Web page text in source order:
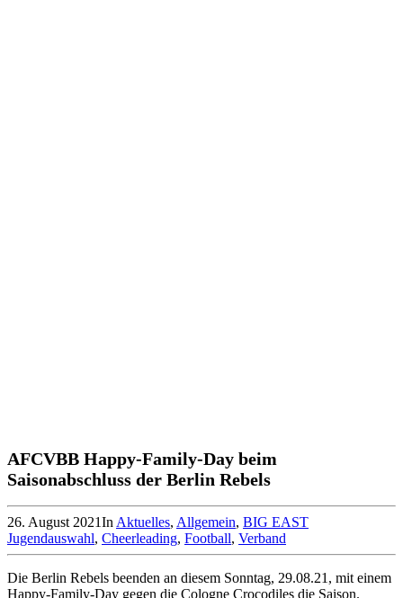
AFCVBB Happy-Family-Day beim
Saisonabschluss der Berlin Rebels
26. August 2021In Aktuelles, Allgemein, BIG EAST
Jugendauswahl, Cheerleading, Football, Verband
Die Berlin Rebels beenden an diesem Sonntag, 29.08.21, mit einem
Happy-Family-Day gegen die Cologne Crocodiles die Saison.